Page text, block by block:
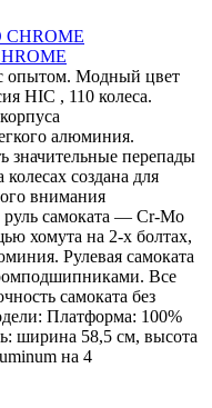
опытом. Модный цвет
HIC , 110 колеса.
алюминия.
значительные перепады
создана для
внимания
самоката — Cr-Mo
хомута на 2-х болтах,
Рулевая самоката
Все
самоката без
Платформа: 100%
ширина 58,5 см, высота
на 4